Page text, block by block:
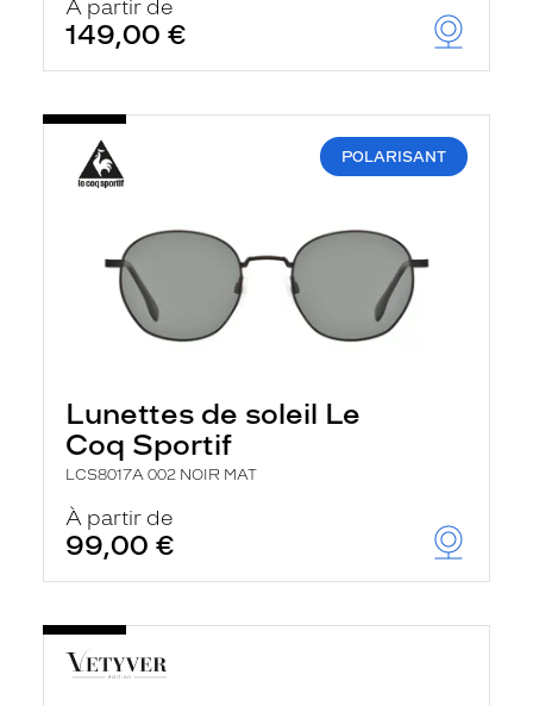
À partir de
149,00 €
POLARISANT
Lunettes de soleil Le
Coq Sportif
LCS8017A 002 NOIR MAT
À partir de
99,00 €